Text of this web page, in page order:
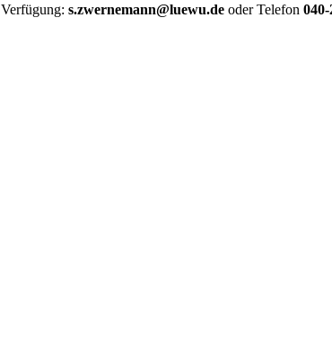
s.zwernemann@luewu.de oder Telefon